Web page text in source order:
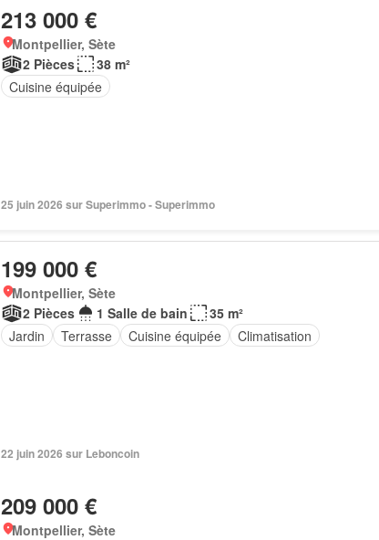
213 000 €
Montpellier, Sète
2 Pièces
38 m²
Cuisine équipée
25 juin 2026 sur Superimmo - Superimmo
199 000 €
Montpellier, Sète
2 Pièces
1 Salle de bain
35 m²
Jardin
Terrasse Cuisine équipée Climatisation
22 juin 2026 sur Leboncoin
209 000 €
Montpellier, Sète